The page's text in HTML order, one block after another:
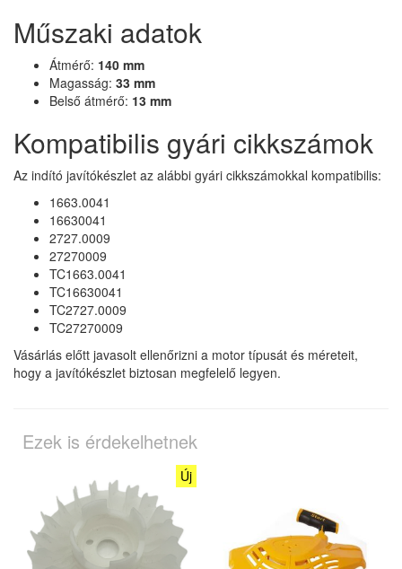
Műszaki adatok
Átmérő: 140 mm
Magasság: 33 mm
Belső átmérő: 13 mm
Kompatibilis gyári cikkszámok
Az indító javítókészlet az alábbi gyári cikkszámokkal kompatibilis:
1663.0041
16630041
2727.0009
27270009
TC1663.0041
TC16630041
TC2727.0009
TC27270009
Vásárlás előtt javasolt ellenőrizni a motor típusát és méreteit,
hogy a javítókészlet biztosan megfelelő legyen.
Ezek is érdekelhetnek
Új